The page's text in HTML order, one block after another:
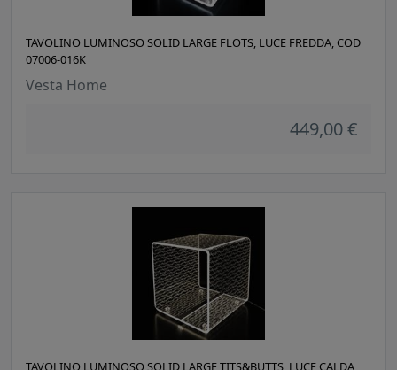
TAVOLINO LUMINOSO SOLID LARGE FLOTS, LUCE FREDDA, COD
07006-016K
Vesta Home
449,00 €